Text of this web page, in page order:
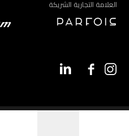
العلامة التجارية الشريكة